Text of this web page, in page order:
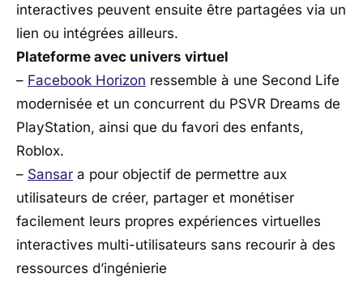
interactives peuvent ensuite être partagées via un
lien ou intégrées ailleurs.
Plateforme avec univers virtuel
– Facebook Horizon ressemble à une Second Life
modernisée et un concurrent du PSVR Dreams de
PlayStation, ainsi que du favori des enfants,
Roblox.
– Sansar a pour objectif de permettre aux
utilisateurs de créer, partager et monétiser
facilement leurs propres expériences virtuelles
interactives multi-utilisateurs sans recourir à des
ressources d’ingénierie